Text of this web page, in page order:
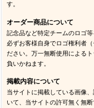
す。
オーダー商品について
記念品など特定チームのロゴ
必ずお客様自身でロゴ権利者
ださい。万一無断使用による
負いかねます。
掲載内容について
当サイトに掲載している画像
いて、当サイトの許可無く無